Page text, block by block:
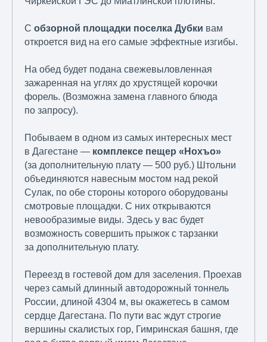
С обзорной площадки поселка Дубки вам
откроется вид на его самые эффектные изгибы.
На обед будет подана свежевыловленная
зажаренная на углях до хрустящей корочки
форель. (Возможна замена главного блюда
по запросу).
Побываем в одном из самых интересных мест
в Дагестане — комплексе пещер «Нохъо»
(за дополнительную плату — 500 руб.) Штольни
объединяются навесным мостом над рекой
Сулак, по обе стороны которого оборудованы
смотровые площадки. С них открываются
невообразимые виды. Здесь у вас будет
возможность совершить прыжок с тарзанки
за дополнительную плату.
Переезд в гостевой дом для заселения. Проехав
через самый длинный автодорожный тоннель
России, длиной 4304 м, вы окажетесь в самом
сердце Дагестана. По пути вас ждут строгие
вершины скалистых гор, Гимринская башня, где